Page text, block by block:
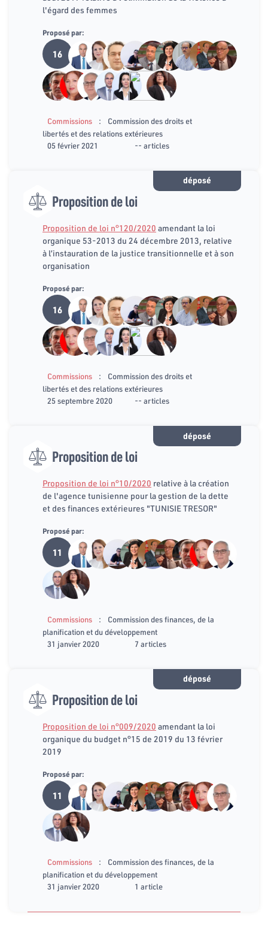
l'égard des femmes
Proposé par:
16
Commissions :
Commission des droits et
libertés et des relations extérieures
05 février 2021
-- articles
déposé
Proposition de loi
Proposition de loi n°120/2020 amendant la loi
organique 53-2013 du 24 décembre 2013, relative
à l’instauration de la justice transitionnelle et à son
organisation
Proposé par:
16
Commissions :
Commission des droits et
libertés et des relations extérieures
25 septembre 2020
-- articles
déposé
Proposition de loi
Proposition de loi n°10/2020 relative à la création
de l'agence tunisienne pour la gestion de la dette
et des finances extérieures "TUNISIE TRESOR"
Proposé par:
11
Commissions :
Commission des finances, de la
planification et du développement
31 janvier 2020
7 articles
déposé
Proposition de loi
Proposition de loi n°009/2020 amendant la loi
organique du budget n°15 de 2019 du 13 février
2019
Proposé par:
11
Commissions :
Commission des finances, de la
planification et du développement
31 janvier 2020
1 article